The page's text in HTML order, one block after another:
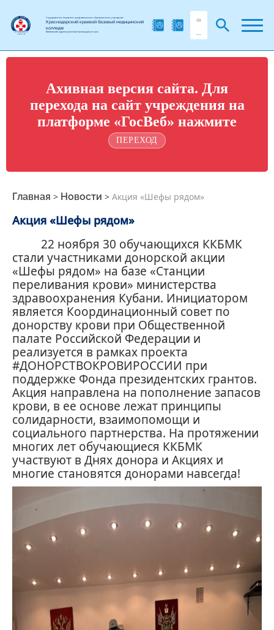
Государственное бюджетное профессиональное образовательное учреждение
Краснодарский краевой базовый медицинский
колледж
Министерства здравоохранения Краснодарского края
Ахивная версия сайта. Для
перехода на сайт учреждения на
платформе «ГосВеб» нажмите
ПЕРЕХОД
Главная > Новости > Акция «Шефы рядом»
Акция «Шефы рядом»
22 ноября 30 обучающихся ККБМК
стали участниками донорской акции
«Шефы рядом» на базе «Станции
переливания крови» министерства
здравоохранения Кубани. Инициатором
является Координационный совет по
донорству крови при Общественной
палате Российской Федерации и
реализуется в рамках проекта
#ДОНОРСТВОКРОВИРОССИИ при
поддержке Фонда президентских грантов.
Акция направлена на пополнение запасов
крови, в ее основе лежат принципы
солидарности, взаимопомощи и
социального партнерства. На протяжении
многих лет обучающиеся ККБМК
участвуют в Днях донора и Акциях и
многие становятся донорами навсегда!